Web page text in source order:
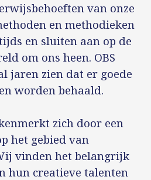
van onze
en methodieken
en sluiten aan op de
om ons heen. OBS
jaren zien dat er goede
worden behaald.
zich door een
het gebied van
vinden het belangrijk
hun creatieve talenten